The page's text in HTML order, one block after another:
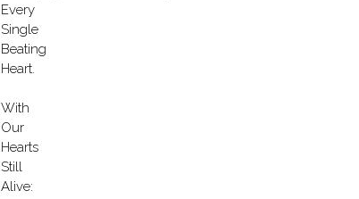
Every
Single
Beating
Heart.
With
Our
Hearts
Still
Alive: